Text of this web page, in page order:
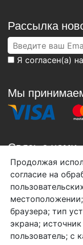
Рассылка
Я согласен(а) на
Мы
Связь с нами
+7 (495) 933-
info@arben-
Арбен текстиль
Продолжая
согласие на
браузера; тип
экрана;
пользователь; с